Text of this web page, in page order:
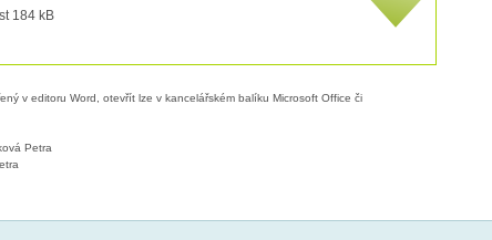
184 kB
v editoru Word, otevřít lze v kancelářském balíku Microsoft Office či
Petra